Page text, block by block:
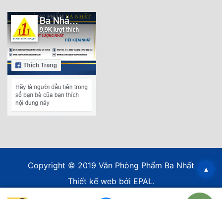
Copyright © 2019 Văn Phòng Phẩm Ba Nhất
Thiết kế web bởi EPAL.
▴